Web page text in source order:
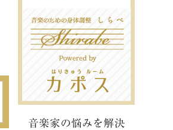
音楽家の悩みを解決